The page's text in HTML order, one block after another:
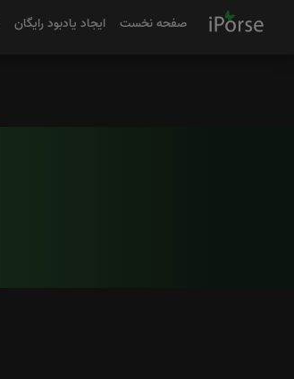
صفحه نخست ایجاد یادبود رایگان